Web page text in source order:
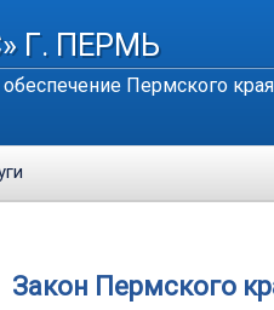
Г. ПЕРМЬ
Пермского края
Закон Пермского